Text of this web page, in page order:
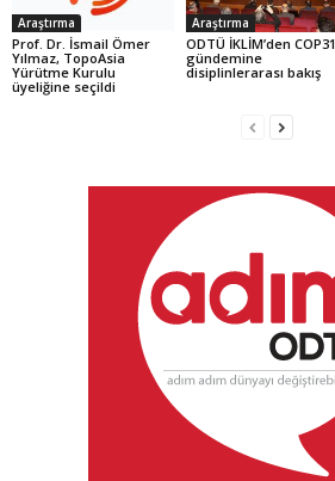
Araştırma
Prof. Dr. İsmail Ömer
Yılmaz, TopoAsia
Yürütme Kurulu
üyeliğine seçildi
Araştırma
ODTÜ İKLİM’den COP31
gündemine
disiplinlerarası bakış